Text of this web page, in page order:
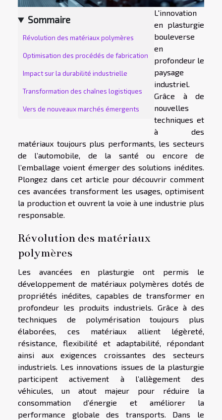
Sommaire
Révolution des matériaux polymères
Optimisation des procédés de fabrication
Impact sur la durabilité industrielle
Transformation des chaînes logistiques
Vers de nouveaux marchés émergents
L'innovation
en plasturgie
bouleverse
en
profondeur le
paysage
industriel.
Grâce à de
nouvelles
techniques et
à des
matériaux toujours plus performants, les secteurs
de l’automobile, de la santé ou encore de
l’emballage voient émerger des solutions inédites.
Plongez dans cet article pour découvrir comment
ces avancées transforment les usages, optimisent
la production et ouvrent la voie à une industrie plus
responsable.
Révolution des matériaux
polymères
Les avancées en plasturgie ont permis le
développement de matériaux polymères dotés de
propriétés inédites, capables de transformer en
profondeur les produits industriels. Grâce à des
techniques de polymérisation toujours plus
élaborées, ces matériaux allient légèreté,
résistance, flexibilité et adaptabilité, répondant
ainsi aux exigences croissantes des secteurs
industriels. Les innovations issues de la plasturgie
participent activement à l’allègement des
véhicules, un atout majeur pour réduire la
consommation d’énergie et améliorer la
performance globale des transports. Dans le